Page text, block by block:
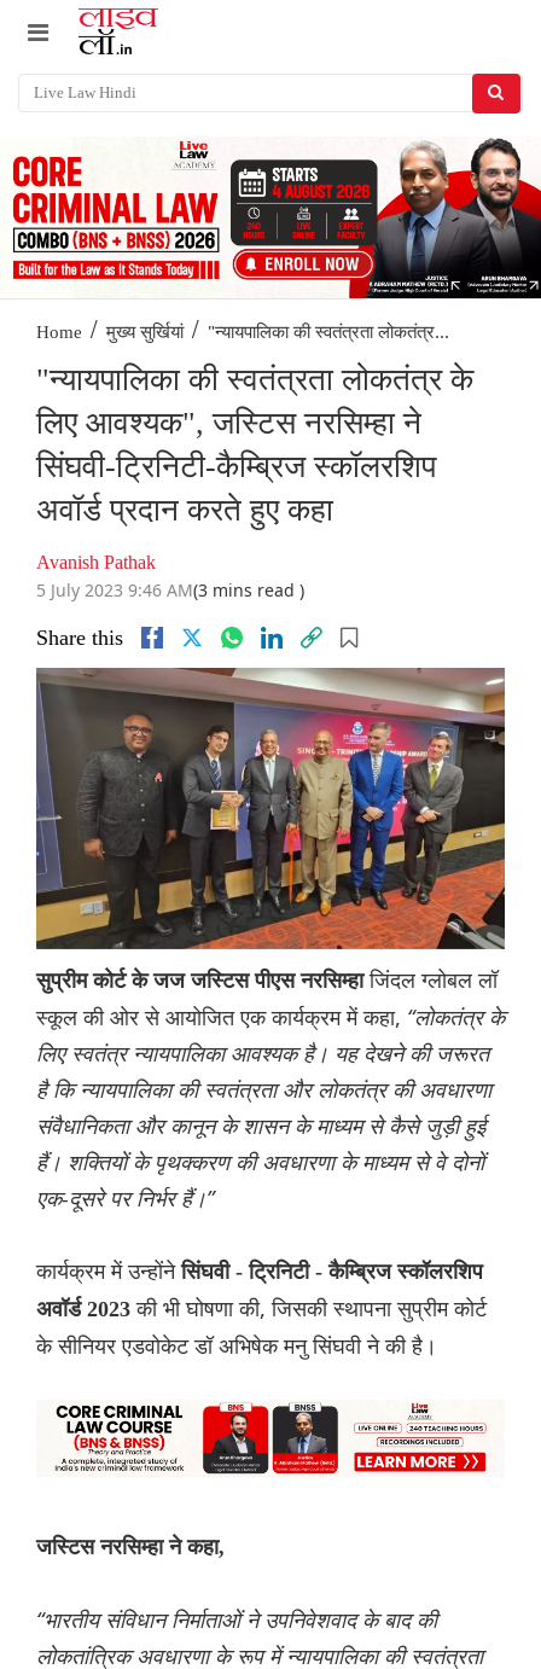
Home / मुख्य सुर्खियां / "न्यायपालिका की स्वतंत्रता लोकतंत्र...
"न्यायपालिका की स्वतंत्रता लोकतंत्र के
लिए आवश्यक", जस्टिस नरसिम्हा ने
सिंघवी-ट्रिनिटी-कैम्ब्रिज स्कॉलरशिप
अवॉर्ड प्रदान करते हुए कहा
Avanish Pathak
5 July 2023 9:46 AM(3 mins read )
Share this
सुप्रीम कोर्ट के जज जस्टिस पीएस नरसिम्हाजिंदल ग्लोबल लॉ
स्कूल की ओर से आयोजित एक कार्यक्रम में कहा, “लोकतंत्र के
लिए स्वतंत्र न्यायपालिका आवश्यक है। यह देखने की जरूरत
है कि न्यायपालिका की स्वतंत्रता और लोकतंत्र की अवधारणा
संवैधानिकता और कानून के शासन के माध्यम से कैसे जुड़ी हुई
हैं। शक्तियों के पृथक्करण की अवधारणा के माध्यम से वे दोनों
एक-दूसरे पर निर्भर हैं।”
कार्यक्रम में उन्होंनेसिंघवी - ट्रिनिटी - कैम्ब्रिज स्कॉलरशिप
अवॉर्ड 2023की भी घोषणा की, जिसकी स्‍थापना सुप्रीम कोर्ट
के सीनियर एडवोकेट डॉ अभिषेक मनु सिंघवी ने की है।
जस्टिस नरसिम्हा ने कहा,
“भारतीय संविधान निर्माताओं ने उपनिवेशवाद के बाद की
लोकतांत्रिक अवधारणा के रूप में न्यायपालिका की स्वतंत्रता